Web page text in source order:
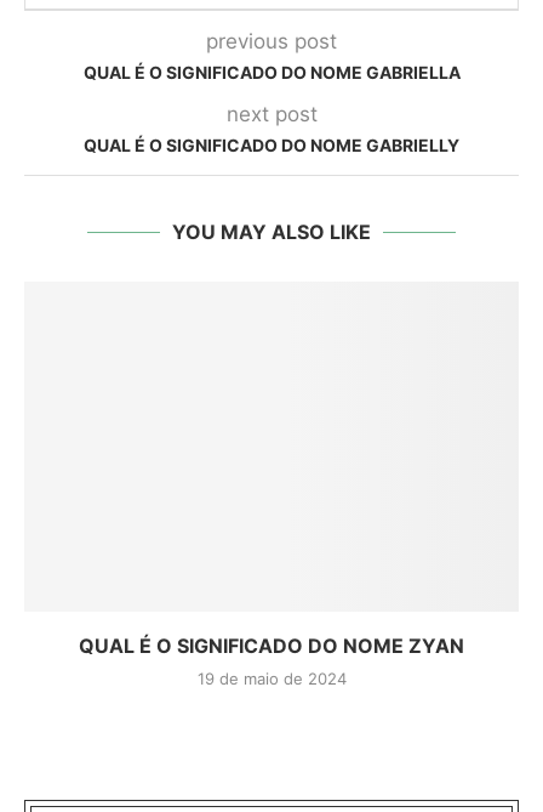
previous post
QUAL É O SIGNIFICADO DO NOME GABRIELLA
next post
QUAL É O SIGNIFICADO DO NOME GABRIELLY
YOU MAY ALSO LIKE
QUAL É O SIGNIFICADO DO NOME ZYAN
19 de maio de 2024